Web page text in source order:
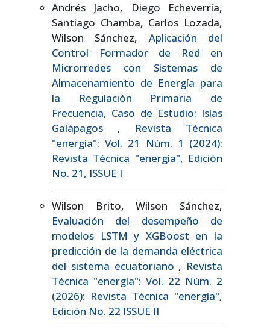
Andrés Jacho, Diego Echeverría,
Santiago Chamba, Carlos Lozada,
Wilson Sánchez, Aplicación del
Control Formador de Red en
Microrredes con Sistemas de
Almacenamiento de Energía para
la Regulación Primaria de
Frecuencia, Caso de Estudio: Islas
Galápagos , Revista Técnica
"energía": Vol. 21 Núm. 1 (2024):
Revista Técnica "energía", Edición
No. 21, ISSUE I
Wilson Brito, Wilson Sánchez,
Evaluación del desempeño de
modelos LSTM y XGBoost en la
predicción de la demanda eléctrica
del sistema ecuatoriano , Revista
Técnica "energía": Vol. 22 Núm. 2
(2026): Revista Técnica "energía",
Edición No. 22 ISSUE II